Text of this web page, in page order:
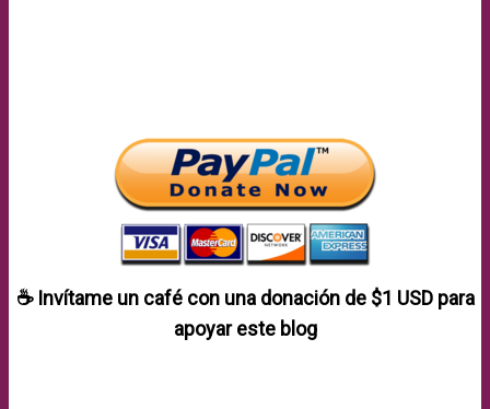
☕ Invítame un café con una donación de $1 USDpara
apoyar este blog